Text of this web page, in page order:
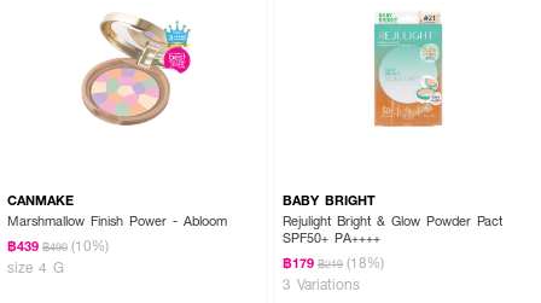
ช่วยกักเก็บความชุ่มชื้น แป้งรุ่นนี้จึงช่วยให้ผิวดูอิ่มน้ำและลดโอกาสการตกร่องหรือ
เป็นขุยได้ดีกว่าแป้งแมตต์ทั่วไป
เนรมิตผิวเนียนสวย คุมมันเป๊ะ พร้อมสู้แดดและมลภาวะได้ทุกวัน 🧸💖 ผิวผ่องเด้ง
CANMAKE
Marshmallow Finish Power - Abloom
฿439 ฿490 (10%)
size 4 G
BABY BRIGHT
Rejulight Bright & Glow Powder Pact
SPF50+ PA++++
฿179 ฿219 (18%)
3 Variations